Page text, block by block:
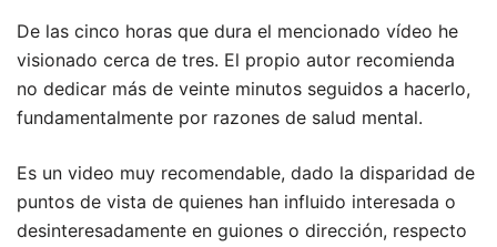
De las cinco horas que dura el mencionado vídeo he
visionado cerca de tres. El propio autor recomienda
no dedicar más de veinte minutos seguidos a hacerlo,
fundamentalmente por razones de salud mental.
Es un video muy recomendable, dado la disparidad de
puntos de vista de quienes han influido interesada o
desinteresadamente en guiones o dirección, respecto